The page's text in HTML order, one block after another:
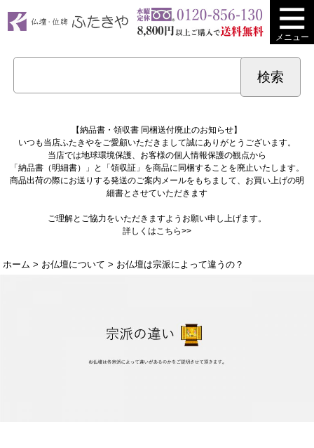
メニュー
【納品書・領収書 同梱送付廃止のお知らせ】
いつも当店ふたきやをご愛顧いただきまして誠にありがとうございます。
当店では地球環境保護、お客様の個人情報保護の観点から
「納品書（明細書）」と「領収証」を商品に同梱することを廃止いたします。
商品出荷の際にお送りする発送のご案内メールをもちまして、お買い上げの明
細書とさせていただきます
ご理解とご協力をいただきますようお願い申し上げます。
詳しくはこちら>>
ホーム > お仏壇について > お仏壇は宗派によって違うの？